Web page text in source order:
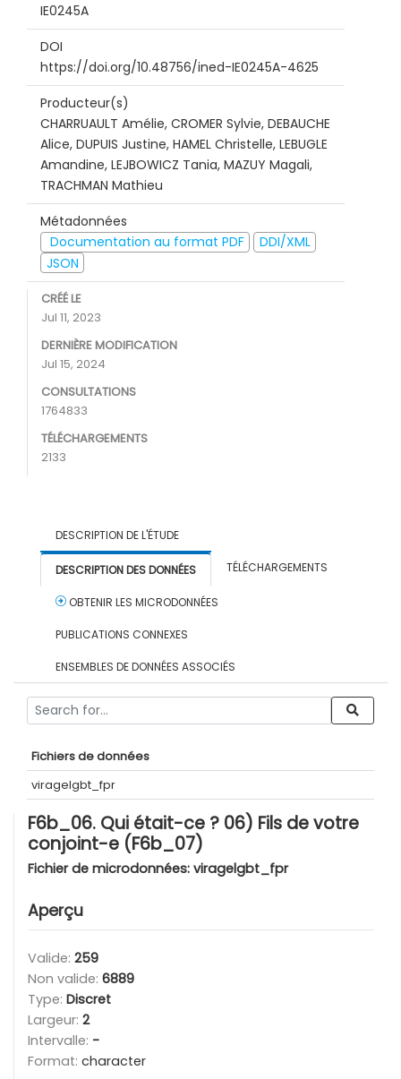
IE0245A
DOI
https://doi.org/10.48756/ined-IE0245A-4625
Producteur(s)
CHARRUAULT Amélie, CROMER Sylvie, DEBAUCHE
Alice, DUPUIS Justine, HAMEL Christelle, LEBUGLE
Amandine, LEJBOWICZ Tania, MAZUY Magali,
TRACHMAN Mathieu
Métadonnées
Documentation au format PDF
DDI/XML
JSON
CRÉÉ LE
Jul 11, 2023
DERNIÈRE MODIFICATION
Jul 15, 2024
CONSULTATIONS
1764833
TÉLÉCHARGEMENTS
2133
DESCRIPTION DE L'ÉTUDE
DESCRIPTION DES DONNÉES TÉLÉCHARGEMENTS
OBTENIR LES MICRODONNÉES
PUBLICATIONS CONNEXES
ENSEMBLES DE DONNÉES ASSOCIÉS
Fichiers de données
viragelgbt_fpr
F6b_06. Qui était-ce ? 06) Fils de votre
conjoint-e (F6b_07)
Fichier de microdonnées: viragelgbt_fpr
Aperçu
Valide: 259
Non valide: 6889
Type: Discret
Largeur: 2
Intervalle: -
Format: character